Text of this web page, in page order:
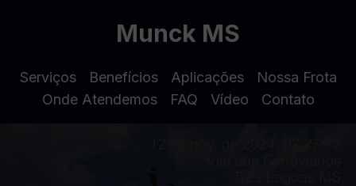
Munck MS
Serviços Benefícios Aplicações
Nossa Frota
Onde Atendemos
FAQ Vídeo Contato